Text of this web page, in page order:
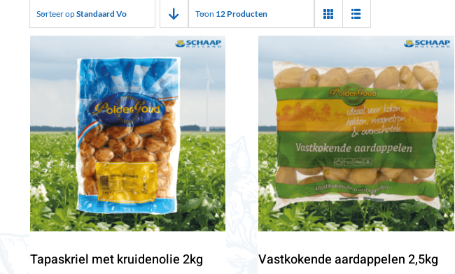
Sorteer opStandaard Volgorde Toon 12 Producten
Tapaskriel met kruidenolie 2kg Vastkokende aardappelen 2,5kg